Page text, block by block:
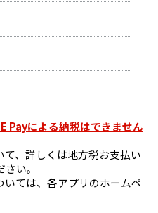
Payによる納税はできません
、詳しくは地方税お支払い
い。
ては、各アプリのホームペ